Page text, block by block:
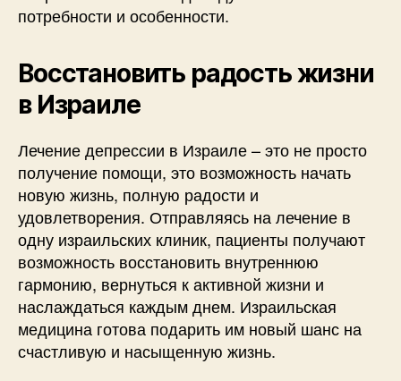
потребности и особенности.
Восстановить радость жизни
в Израиле
Лечение депрессии в Израиле – это не просто
получение помощи, это возможность начать
новую жизнь, полную радости и
удовлетворения. Отправляясь на лечение в
одну израильских клиник, пациенты получают
возможность восстановить внутреннюю
гармонию, вернуться к активной жизни и
наслаждаться каждым днем. Израильская
медицина готова подарить им новый шанс на
счастливую и насыщенную жизнь.